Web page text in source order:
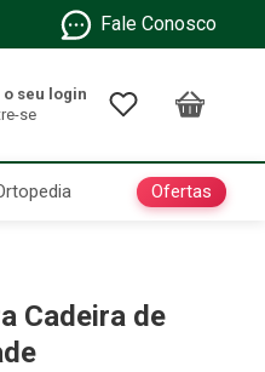
Fale Conosco
Ofertas
Cadeira de